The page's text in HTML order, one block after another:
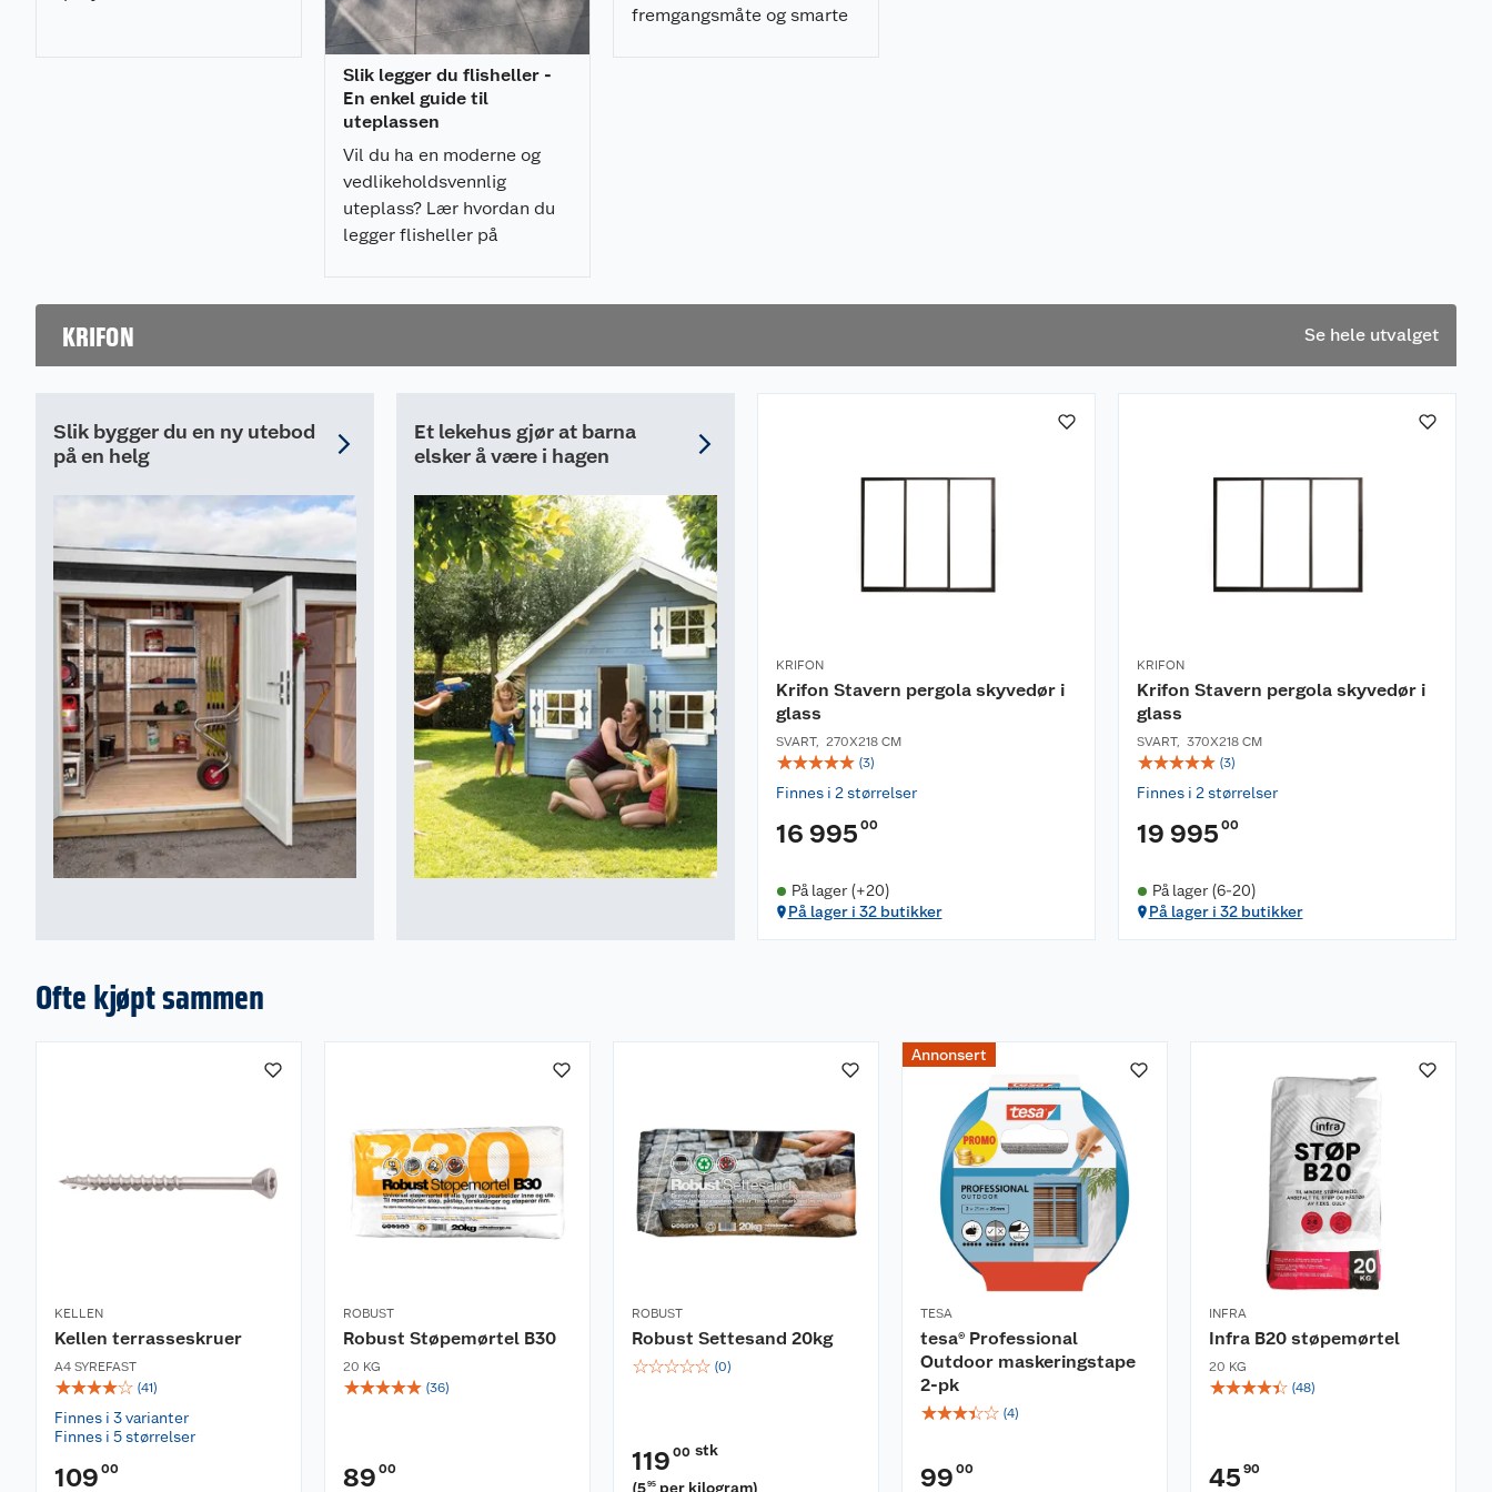
Slik legger du flisheller -
En enkel guide til
uteplassen
Vil du ha en moderne og
vedlikeholdsvennlig
uteplass? Lær hvordan du
legger flisheller på
fremgangsmåte og smarte
KRIFON Se hele utvalget
Slik bygger du en ny utebod
på en helg
Et lekehus gjør at barna
elsker å være i hagen
KRIFON
Krifon Stavern pergola skyvedør i
glass
SVART, 270X218 CM
☆☆☆☆☆ (3)
Finnes i 2 størrelser
16 995 00
På lager (+20)
På lager i 32 butikker
KRIFON
Krifon Stavern pergola skyvedør i
glass
SVART, 370X218 CM
☆☆☆☆☆ (3)
Finnes i 2 størrelser
19 995 00
På lager (6-20)
På lager i 32 butikker
Ofte kjøpt sammen
KELLEN
Kellen terrasseskruer
A4 SYREFAST
☆☆☆☆☆ (41)
Finnes i 3 varianter
Finnes i 5 størrelser
109 00
ROBUST
Robust Støpemørtel B30
20 KG
☆☆☆☆☆ (36)
89 00
ROBUST
Robust Settesand 20kg
☆☆☆☆☆ (0)
119 00 stk
(595 per kilogram)
Annonsert
TESA
tesa® Professional
Outdoor maskeringstape
2-pk
☆☆☆☆☆ (4)
99 00
INFRA
Infra B20 støpemørtel
20 KG
☆☆☆☆☆ (48)
45 90